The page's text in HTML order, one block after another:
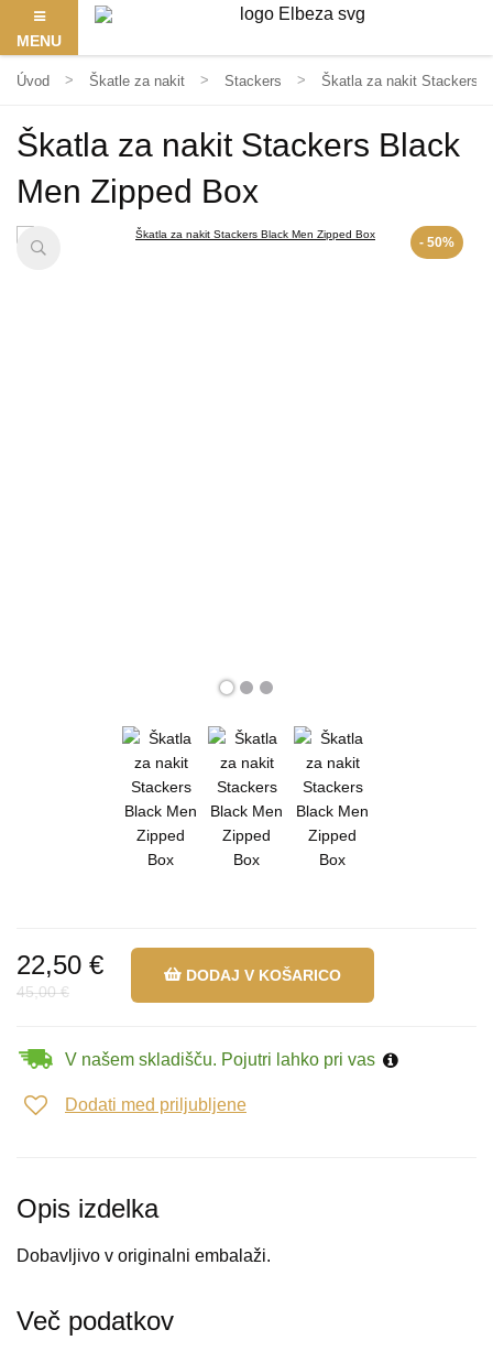
MENU
Úvod Škatle za nakit Stackers Škatla za nakit Stackers
Škatla za nakit Stackers Black
Men Zipped Box
- 50%
22,50 €
45,00 €
DODAJ V KOŠARICO
V našem skladišču. Pojutri lahko pri vas
Dodati med priljubljene
Opis izdelka
Dobavljivo v originalni embalaži.
Več podatkov